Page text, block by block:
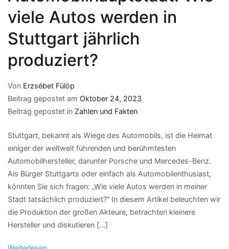
viele Autos werden in
Stuttgart jährlich
produziert?
Von Erzsébet Fülöp
Beitrag gepostet am Oktober 24, 2023
Beitrag gepostet in Zahlen und Fakten
Stuttgart, bekannt als Wiege des Automobils, ist die Heimat
einiger der weltweit führenden und berühmtesten
Automobilhersteller, darunter Porsche und Mercedes-Benz.
Als Bürger Stuttgarts oder einfach als Automobilenthusiast,
könnten Sie sich fragen: „Wie viele Autos werden in meiner
Stadt tatsächlich produziert?“ In diesem Artikel beleuchten wir
die Produktion der großen Akteure, betrachten kleinere
Hersteller und diskutieren […]